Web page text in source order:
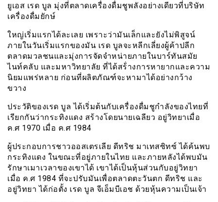
ยูเอส เรด บูล มุ่งที่ตลาดเครื่องดื่มชูพลังอย่างเดียวที่บริษัท
เครื่องดื่มยักษ์
ใหญ่เริ่มแรกได้ละเลย เพราะว่ามันเล็กและยังไม่พิสูจน์
ภายในวันเริ่มแรกของมัน เรด บูลจะหลีกเลี่ยงผู้ค้าปลีก
ตลาดมวลชนและมุ่งการจัดจำหน่ายภายในบาร์ทันสมัย
ไนท์คลับ และมหาวิทยาลัย ที่ได้สร้่างการหายากและความ
นิยมแพร่หลาย ก่อนที่ผลิตภัณฑ์จะหามาได้อย่างกว้าง
ขวาง
ประวัติของเรด บูล ได้เริ่มต้นกับเครื่องดื่มชูกำลังของไทยที่
เรียกกันว่ากระทิงแดง สร้างโดยนายเฉลียว อยู่วิทยาเมื่อ
ค.ศ 1970 เมื่อ ค.ศ 1984
ผู้ประกอบการชาวออสเตรเลีย ดีทริช มาเทสซิทซ์ ได้ค้นพบ
กระทิงแดง ในขณะที่อยู่ภายในไทย และภายหลังได้พบมัน
รักษาเมาเวลาของเขาได้ เขาได้เป็นหุ้นส่วนกับอยู่วิทยา
เมื่อ ค.ศ 1984 ที่จะปรับมันเพื่อตลาดตะวันตก ดีทริช และ
อยู่วิทยา ได้ก่อตั้ง เรด บูล จีเอ็มบีเอช ด้วยหุ้นความเป็นเจ้า